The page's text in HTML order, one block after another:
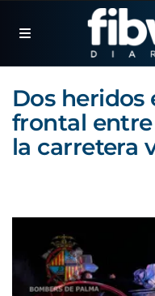
Dos heridos
frontal
la carretera